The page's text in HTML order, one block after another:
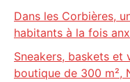
Dans les Corbières,
habitants à la fois
Sneakers, baskets et
boutique de 300 m²,